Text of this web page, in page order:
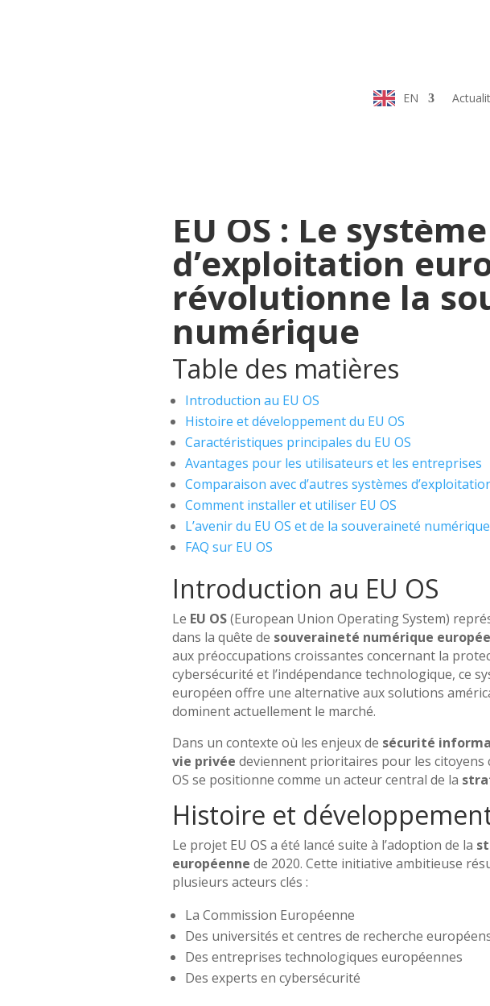
EN
EU OS : Le Système d’Exploitation
EU OS : Le système
d’exploitation
révolutionne la
numérique
Table des matières
Introduction au EU OS
Histoire et développement du EU OS
Caractéristiques principales du EU OS
Avantages pour les utilisateurs et les entreprises
Comparaison avec d’autres systèmes
Comment installer et utiliser EU OS
L’avenir du EU OS et de la souveraineté
FAQ sur EU OS
Introduction au EU OS
Le EU OS(European Union Operating System)
dans la quête de souveraineté numérique
aux préoccupations croissantes concernant la
cybersécurité et l’indépendance technologique, ce
européen offre une alternative aux solutions
dominent actuellement le marché.
Dans un contexte où les enjeux de sécurité
vie privée deviennent prioritaires pour les citoyens
OS se positionne comme un acteur central de la
Histoire et
Le projet EU OS a été lancé suite à l’adoption de la
européenne de 2020. Cette initiative ambitieuse
plusieurs acteurs clés :
La Commission Européenne
Des universités et centres de recherche
Des entreprises technologiques européennes
Des experts en cybersécurité